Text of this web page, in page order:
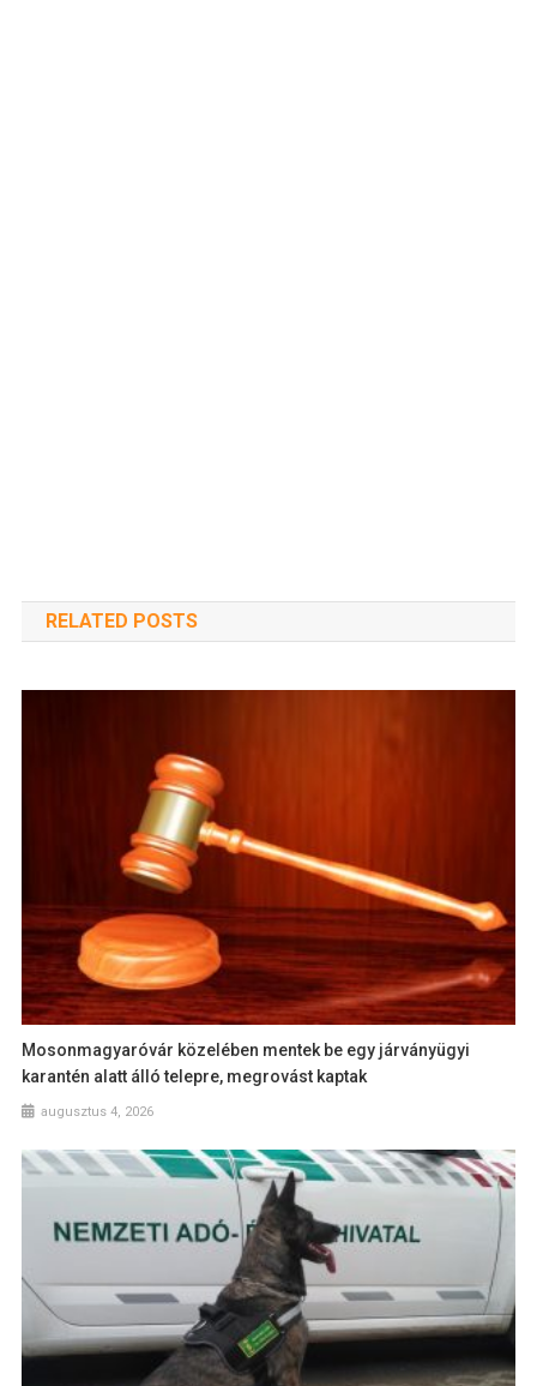
RELATED POSTS
Mosonmagyaróvár közelében mentek be egy járványügyi
karantén alatt álló telepre, megrovást kaptak
augusztus 4, 2026